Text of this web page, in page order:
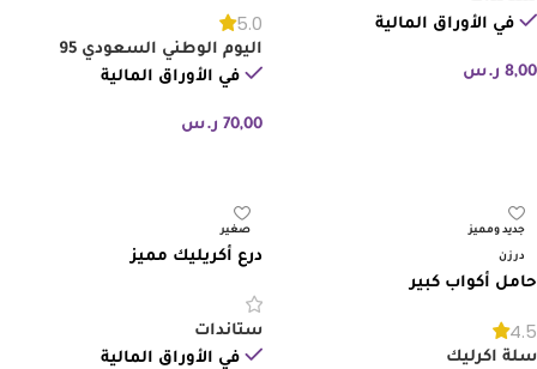
في الأوراق المالية
8,00 ر.س
5.0
اليوم الوطني السعودي 95
في الأوراق المالية
70,00 ر.س
جديد ومميز
درزن
حامل أكواب كبير
4.5
سلة اكرليك
صغير
درع أكريليك مميز
ستاندات
في الأوراق المالية